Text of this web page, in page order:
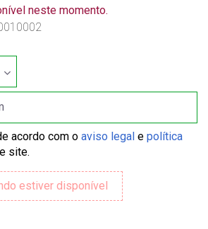
neste momento.
acordo com oaviso legal epolítica
site.